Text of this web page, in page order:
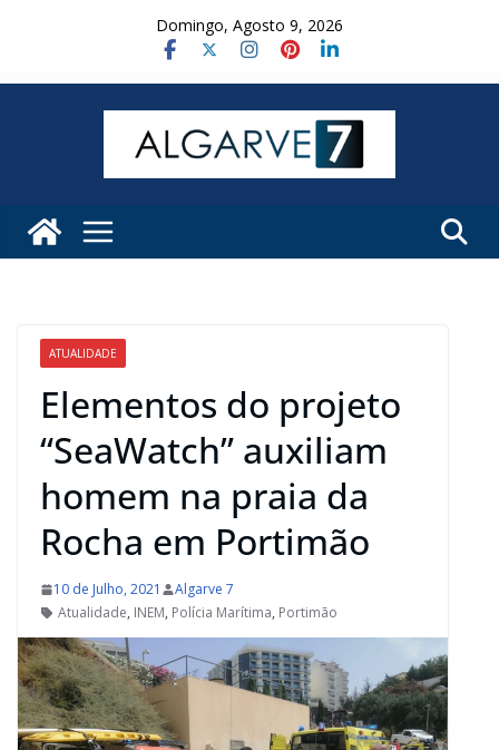
Domingo, Agosto 9, 2026
ATUALIDADE
Elementos do projeto
“SeaWatch” auxiliam
homem na praia da
Rocha em Portimão
10 de Julho, 2021
Algarve 7
Atualidade, INEM, Polícia Marítima, Portimão